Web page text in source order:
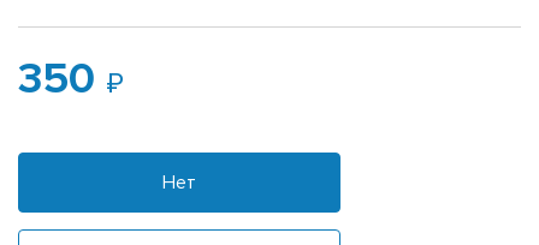
350
Нет